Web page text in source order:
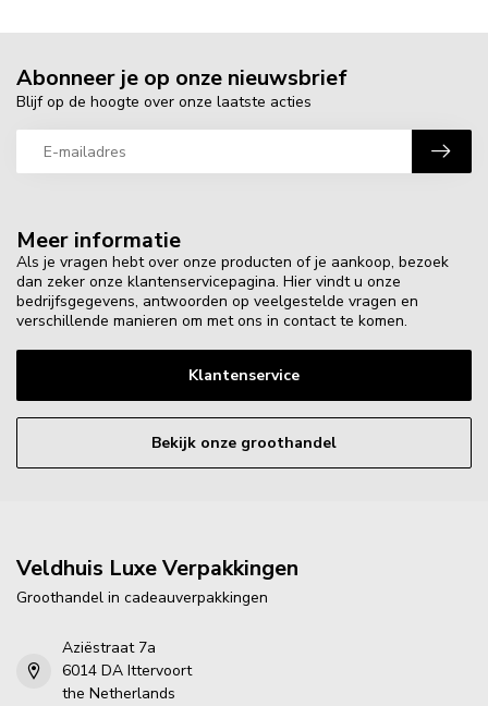
Meer informatie
Als je vragen hebt over onze producten of je aankoop, bezoek
dan zeker onze klantenservicepagina. Hier vindt u onze
bedrijfsgegevens, antwoorden op veelgestelde vragen en
verschillende manieren om met ons in contact te komen.
Klantenservice
Bekijk onze groothandel
Abonneer je op onze nieuwsbrief
Blijf op de hoogte over onze laatste acties
Veldhuis Luxe Verpakkingen
Groothandel in cadeauverpakkingen
Aziëstraat 7a
6014 DA Ittervoort
the Netherlands